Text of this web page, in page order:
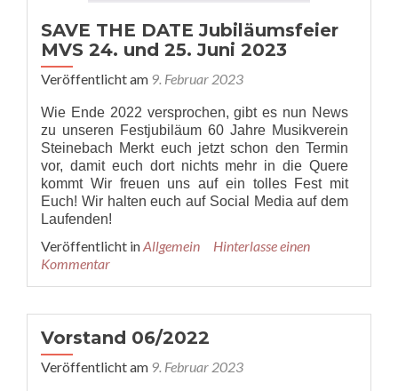
SAVE THE DATE Jubiläumsfeier
MVS 24. und 25. Juni 2023
Veröffentlicht am 9. Februar 2023
Wie Ende 2022 versprochen, gibt es nun News
zu unseren Festjubiläum 60 Jahre Musikverein
Steinebach Merkt euch jetzt schon den Termin
vor, damit euch dort nichts mehr in die Quere
kommt Wir freuen uns auf ein tolles Fest mit
Euch! Wir halten euch auf Social Media auf dem
Laufenden!
Veröffentlicht inAllgemein
Hinterlasse einen
Kommentar
Vorstand 06/2022
Veröffentlicht am 9. Februar 2023